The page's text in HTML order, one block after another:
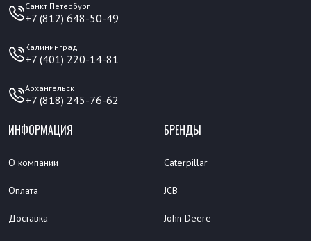
Санкт Петербург
+7 (812) 648-50-49
Калининград
+7 (401) 220-14-81
Архангельск
+7 (818) 245-76-62
ИНФОРМАЦИЯ
О компании
Оплата
Доставка
БРЕНДЫ
Caterpillar
JCB
John Deere